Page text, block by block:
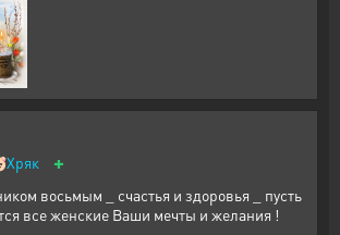
Хряк +
восьмым _ счастья и здоровья _ пусть
все женские Ваши мечты и желания !